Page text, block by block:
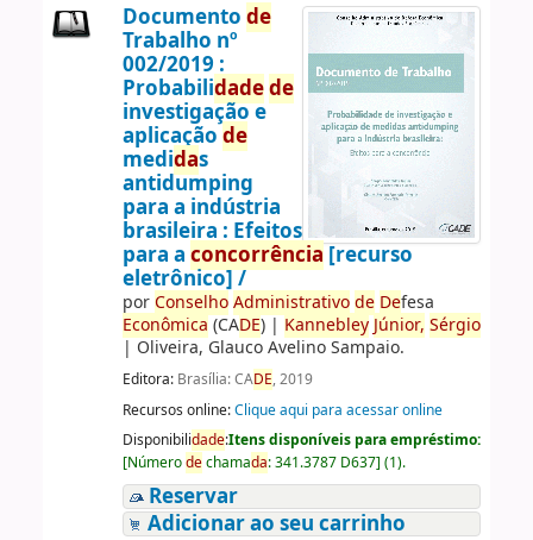
Documento de
Trabalho nº
002/2019 :
Probabilidadede
investigação e
aplicação de
medidas
antidumping
para a indústria
brasileira : Efeitos
para a concorrência [recurso
eletrônico] /
porConselho Administrativo de Defesa
Econômica (CADE)| Kannebley Júnior, Sérgio
| Oliveira, Glauco Avelino Sampaio.
Editora: Brasília: CADE, 2019
Recursos online:Clique aqui para acessar online
Disponibilidade:Itens disponíveis para empréstimo:
[Númerodechamada:341.3787 D637] (1).
Reservar
Adicionar ao seu carrinho